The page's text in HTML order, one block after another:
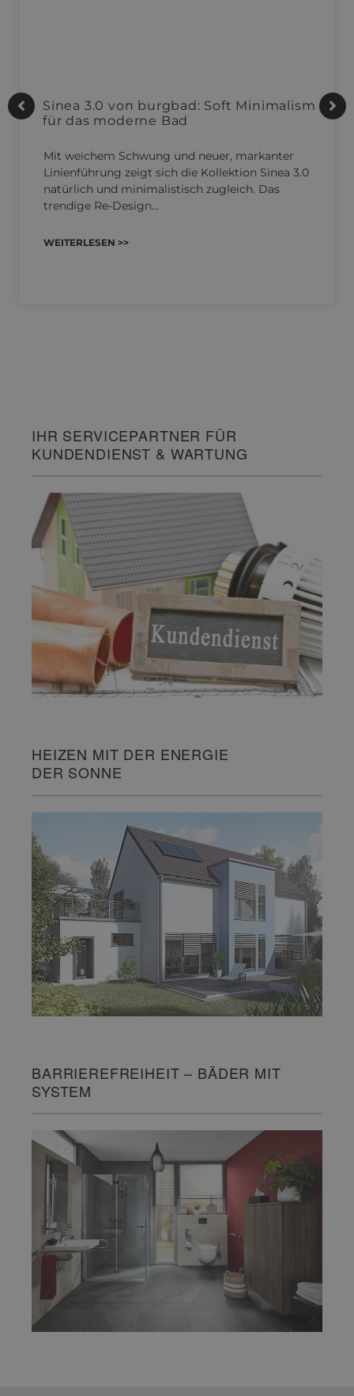
Sinea 3.0 von burgbad: Soft Minimalism
für das moderne Bad
Mit weichem Schwung und neuer, markanter
Linienführung zeigt sich die Kollektion Sinea 3.0
natürlich und minimalistisch zugleich. Das
trendige Re-Design…
WEITERLESEN >>
IHR SERVICEPARTNER FÜR
KUNDENDIENST & WARTUNG
HEIZEN MIT DER ENERGIE
DER SONNE
BARRIEREFREIHEIT – BÄDER MIT
SYSTEM